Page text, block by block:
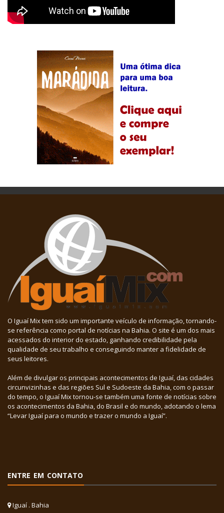
O Iguaí Mix tem sido um importante veículo de informação, tornando-
se referência como portal de notícias na Bahia. O site é um dos mais
acessados do interior do estado, ganhando credibilidade pela
qualidade de seu trabalho e conseguindo manter a fidelidade de
seus leitores.
Além de divulgar os principais acontecimentos de Iguaí, das cidades
circunvizinhas e das regiões Sul e Sudoeste da Bahia, com o passar
do tempo, o Iguaí Mix tornou-se também uma fonte de notícias sobre
os acontecimentos da Bahia, do Brasil e do mundo, adotando o lema
“Levar Iguaí para o mundo e trazer o mundo a Iguaí”.
ENTRE EM CONTATO
Iguaí . Bahia